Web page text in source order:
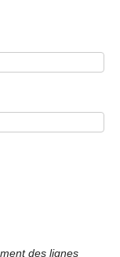
des lignes